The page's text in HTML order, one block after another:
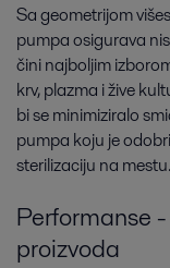
Sa geometrijom
pumpa osigurava
čini najboljim
krv, plazma i žive
bi se minimiziralo
pumpa koju je
sterilizaciju na mestu.
Performanse
proizvoda